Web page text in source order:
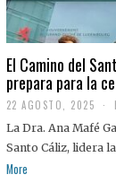
El Camino del
prepara para la
22 AGOSTO, 2025
2
A
G
La Dra. Ana Mafé
Santo Cáliz, lidera
More